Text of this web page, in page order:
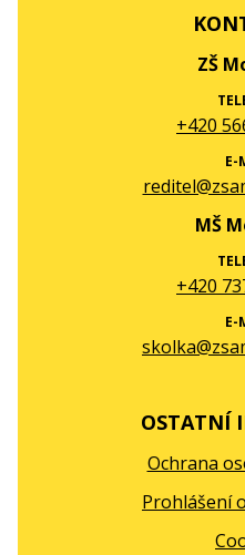
ZŠ
+420
E-
MŠ
+420
E-
OSTATNÍ
Ochrana
Prohlášení